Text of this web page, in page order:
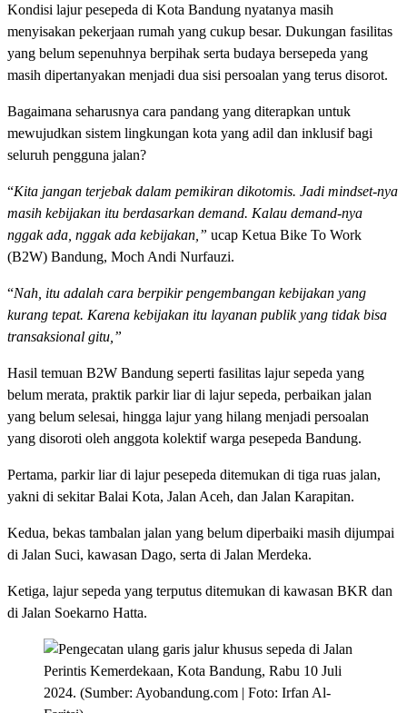
Kondisi lajur pesepeda di Kota Bandung nyatanya masih
menyisakan pekerjaan rumah yang cukup besar. Dukungan fasilitas
yang belum sepenuhnya berpihak serta budaya bersepeda yang
masih dipertanyakan menjadi dua sisi persoalan yang terus disorot.
Bagaimana seharusnya cara pandang yang diterapkan untuk
mewujudkan sistem lingkungan kota yang adil dan inklusif bagi
seluruh pengguna jalan?
“Kita jangan terjebak dalam pemikiran dikotomis. Jadi mindset-nya
masih kebijakan itu berdasarkan demand. Kalau demand-nya
nggak ada, nggak ada kebijakan,” ucap Ketua Bike To Work
(B2W) Bandung, Moch Andi Nurfauzi.
“Nah, itu adalah cara berpikir pengembangan kebijakan yang
kurang tepat. Karena kebijakan itu layanan publik yang tidak bisa
transaksional gitu,”
Hasil temuan B2W Bandung seperti fasilitas lajur sepeda yang
belum merata, praktik parkir liar di lajur sepeda, perbaikan jalan
yang belum selesai, hingga lajur yang hilang menjadi persoalan
yang disoroti oleh anggota kolektif warga pesepeda Bandung.
Pertama, parkir liar di lajur pesepeda ditemukan di tiga ruas jalan,
yakni di sekitar Balai Kota, Jalan Aceh, dan Jalan Karapitan.
Kedua, bekas tambalan jalan yang belum diperbaiki masih dijumpai
di Jalan Suci, kawasan Dago, serta di Jalan Merdeka.
Ketiga, lajur sepeda yang terputus ditemukan di kawasan BKR dan
di Jalan Soekarno Hatta.